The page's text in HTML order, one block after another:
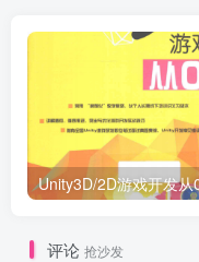
评论 抢沙发